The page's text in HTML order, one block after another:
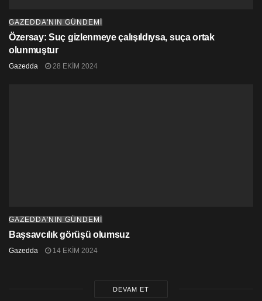
GAZEDDA'NIN GÜNDEMİ
Özersay: Suç gizlenmeye çalışıldıysa, suça ortak
olunmuştur
Gazedda 28 EKIM 2024
GAZEDDA'NIN GÜNDEMİ
Başsavcılık görüşü olumsuz
Gazedda 14 EKIM 2024
DEVAM ET